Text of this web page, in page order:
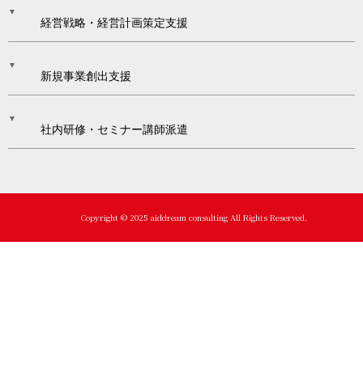
経営戦略・経営計画策定支援
新規事業創出支援
社内研修・セミナー講師派遣
Copyright © 2025 aiddream consulting All Rights Reserved.